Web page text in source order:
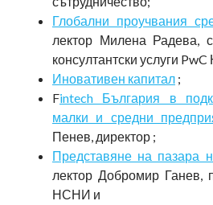
Глобални проучвания
лектор Милена
консултантски услуги
Иновативен капитал ;
Fintech България в
малки и средни
Пенев, директор ;
Представяне на пазара
лектор Добромир Ганев,
НСНИ и